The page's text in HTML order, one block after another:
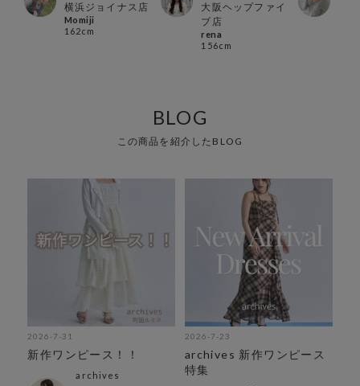
横浜ジョイナス店
Momiji
162cm
大阪ヘップファイ
ブ店
rena
156cm
BLOG
この商品を紹介したBLOG
2026-7-31
新作ワンピース！！
archives
2026-7-23
archives 新作ワンピース
特集